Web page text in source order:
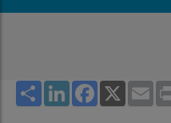
Share LinkedInFacebook
X